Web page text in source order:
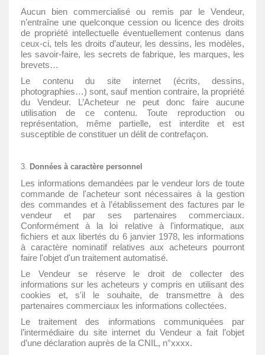
Aucun bien commercialisé ou remis par le Vendeur,
n’entraîne une quelconque cession ou licence des droits
de propriété intellectuelle éventuellement contenus dans
ceux-ci, tels les droits d’auteur, les dessins, les modèles,
les savoir-faire, les secrets de fabrique, les marques, les
brevets…
Le contenu du site internet (écrits, dessins,
photographies…) sont, sauf mention contraire, la propriété
du Vendeur. L’Acheteur ne peut donc faire aucune
utilisation de ce contenu. Toute reproduction ou
représentation, même partielle, est interdite et est
susceptible de constituer un délit de contrefaçon.
Données à caractère personnel
Les informations demandées par le vendeur lors de toute
commande de l'acheteur sont nécessaires à la gestion
des commandes et à l’établissement des factures par le
vendeur et par ses partenaires commerciaux.
Conformément à la loi relative à l'informatique, aux
fichiers et aux libertés du 6 janvier 1978, les informations
à caractère nominatif relatives aux acheteurs pourront
faire l'objet d'un traitement automatisé.
Le Vendeur se réserve le droit de collecter des
informations sur les acheteurs y compris en utilisant des
cookies et, s'il le souhaite, de transmettre à des
partenaires commerciaux les informations collectées.
Le traitement des informations communiquées par
l’intermédiaire du site internet du Vendeur a fait l’objet
d’une déclaration auprès de la CNIL, n°xxxx.